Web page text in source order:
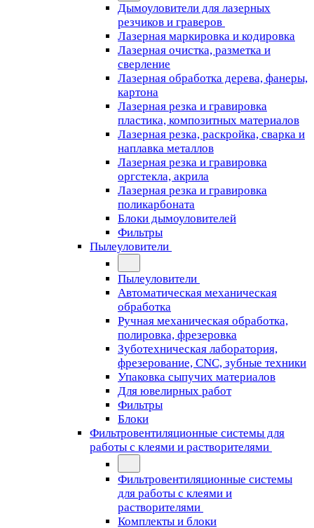
Дымоуловители для лазерных
резчиков и граверов
Лазерная маркировка и кодировка
Лазерная очистка, разметка и
сверление
Лазерная обработка дерева, фанеры,
картона
Лазерная резка и гравировка
пластика, композитных материалов
Лазерная резка, раскройка, сварка и
наплавка металлов
Лазерная резка и гравировка
оргстекла, акрила
Лазерная резка и гравировка
поликарбоната
Блоки дымоуловителей
Фильтры
Пылеуловители
Пылеуловители
Автоматическая механическая
обработка
Ручная механическая обработка,
полировка, фрезеровка
Зуботехническая лаборатория,
фрезерование, CNC, зубные техники
Упаковка сыпучих материалов
Для ювелирных работ
Фильтры
Блоки
Фильтровентиляционные системы для
работы с клеями и растворителями
Фильтровентиляционные системы
для работы с клеями и
растворителями
Комплекты и блоки